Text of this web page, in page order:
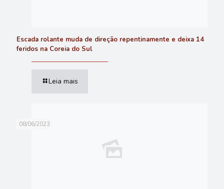
Escada rolante muda de direção repentinamente e deixa 14
feridos na Coreia do Sul
Leia mais
08/06/2023